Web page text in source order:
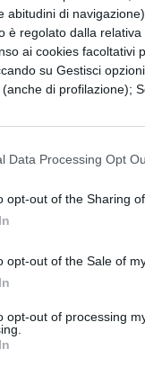
abitudini di
è regolato dalla relativa
ai cookies facoltativi
su Gestisci
di profilazione);
Data Processing Opt
opt-out of the Sharing
opt-out of the Sale of
opt-out of processing
Le
giorno che
cast
Danielle
C.
Veeha
stato un
Ci sarà una